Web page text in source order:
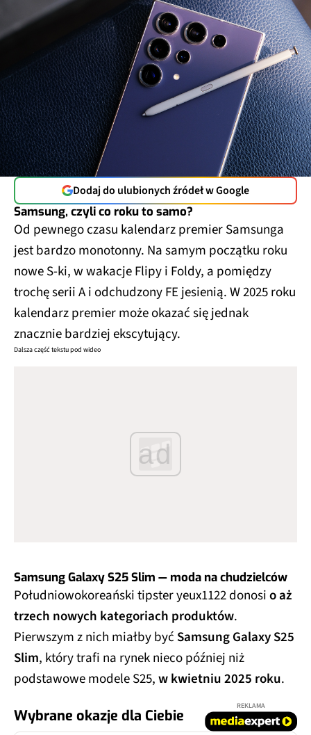
Dodaj do ulubionych źródeł w Google
Samsung, czyli co roku to samo?
Od pewnego czasu kalendarz premier Samsunga
jest bardzo monotonny. Na samym początku roku
nowe S-ki, w wakacje Flipy i Foldy, a pomiędzy
trochę serii A i odchudzony FE jesienią. W 2025 roku
kalendarz premier może okazać się jednak
znacznie bardziej ekscytujący.
Dalsza część tekstu pod wideo
ad
Samsung Galaxy S25 Slim — moda na chudzielców
Południowokoreański tipster yeux1122 donosio aż
trzech nowych kategoriach produktów.
Pierwszym z nich miałby być Samsung Galaxy S25
Slim, który trafi na rynek nieco później niż
podstawowe modele S25,w kwietniu 2025 roku.
Wybrane okazje dla Ciebie
REKLAMA